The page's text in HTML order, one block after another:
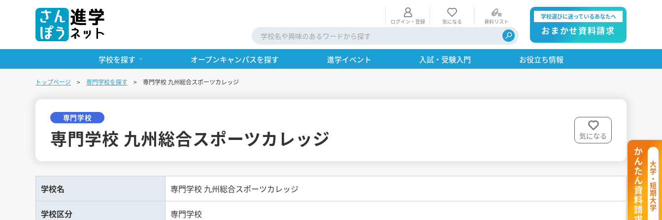
ログイン・登録 気になる 資料リスト
学校選びに迷っているあなたへ
おまかせ資料請求
学校を探す オープンキャンパスを探す 進学イベント 入試・受験入門 お役立ち情報
トップページ 専門学校を探す 専門学校 九州総合スポーツカレッジ
専門学校
専門学校 九州総合スポーツカレッジ 気になる
学校名 専門学校 九州総合スポーツカレッジ
学校区分 専門学校
大学・短期大学
かんたん資料請求